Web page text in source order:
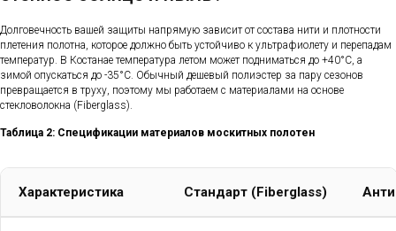
Долговечность вашей защиты напрямую зависит от состава нити и плотности
плетения полотна, которое должно быть устойчиво к ультрафиолету и перепадам
температур. В Костанае температура летом может подниматься до +40°C, а
зимой опускаться до -35°C. Обычный дешевый полиэстер за пару сезонов
превращается в труху, поэтому мы работаем с материалами на основе
стекловолокна (Fiberglass).
Таблица 2: Спецификации материалов москитных полотен
Характеристика Стандарт (Fiberglass)